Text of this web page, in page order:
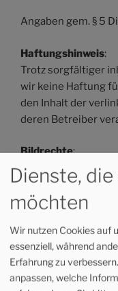
Angaben gem. § 5
Haftungshinweis:
Trotz sorgfältiger
wir keine Haftung
den Inhalt der
deren Betreiber
Bildrechte:
Auf der Titelseite
iStockphoto
856740272
ID:1183603051 ,
Stock-Fotografie-
ID:1130750497 .
Dienste,
möchten
Wir nutzen Cookies auf
essenziell, während
Erfahrung zu
anpassen, welche